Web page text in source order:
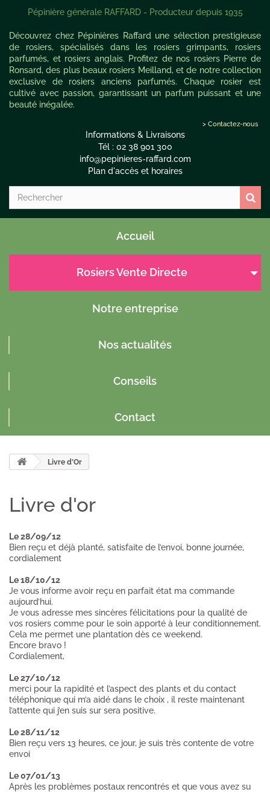
Pépinière générale RAFFARD - Producteur depuis 1935
Découvrez chez Pépinières Raffard une sélection prestigieuse
de rosiers, spécialisés dans les rosiers grimpants, rosiers
parfumés, et rosiers anglais. Profitez de nos rosiers Pierre de
Ronsard, des plus beaux rosiers Meilland, et de notre collection
exclusive de rosiers anciens parfumés. Chaque rosier est
cultivé avec passion, garantissant un parfum puissant et une
beauté inégalée.
> Contactez-nous
Informations & Livraisons
Tél : 02 38 901 300
info@pepinieres-raffard.com
Plan d'accès et horaires
Accueil
Rosiers Vente Directe
Notre entreprise
Nos actualités
Conseils
Contact
Livre d'Or
Livre d'or
Le 28/09/12
Bien reçu et déjà planté, satisfaite de l’envoi, bonne journée,
cordialement
Le 18/10/12
Je vous informe avoir reçu en parfait état ma commande
aujourd’hui.
Je vous adresse mes sincères félicitations pour la qualité de
vos rosiers comme pour le soin apporté à leur conditionnement.
Cela me permet une plantation dès ce weekend.
Encore bravo !
Cordialement,
Le 27/10/12
merci pour la rapidité et l’aspect des plants et du contact
téléphonique qui m’a aidé dans le choix , il reste maintenant
l’attente qui j’en suis sur sera positive.
Le 28/11/12
Bien reçu vers 13 heures, ce jour, je suis très contente de votre
envoi
Le 07/01/13
Après les problèmes postaux rencontrés et que vous avez su